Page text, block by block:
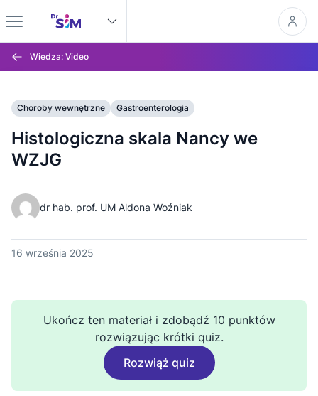
Wiedza: Video
Choroby wewnętrzne Gastroenterologia
Histologiczna skala Nancy we
WZJG
dr hab. prof. UM Aldona Woźniak
16 września 2025
Ukończ ten materiał i zdobądź 10 punktów
rozwiązując krótki quiz.
Rozwiąż quiz